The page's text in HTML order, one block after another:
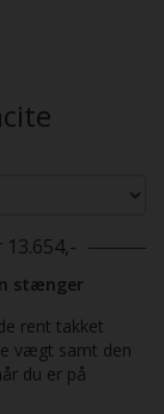
13.654,-
stænger
rent takket
vægt samt den
du er på